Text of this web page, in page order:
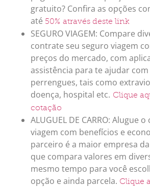
gratuito? Confira as opções
até 50% através deste link
SEGURO VIAGEM: Compare
contrate seu seguro viagem
preços do mercado, com
assistência para te ajudar
perrengues, tais como
doença, hospital etc. Clique
cotação
ALUGUEL DE CARRO: Alugue
viagem com benefícios e
parceiro é a maior empresa
que compara valores em
mesmo tempo para você
opção e ainda parcela. Clique